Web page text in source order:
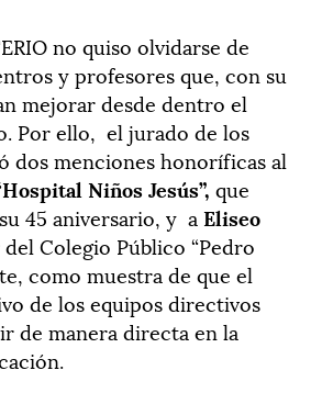
no quiso olvidarse de
y profesores que, con su
mejorar desde dentro el
Por ello, el jurado de los
dos menciones honoríficas al
Niños Jesús”, que
45 aniversario, y a Eliseo
Colegio Público “Pedro
como muestra de que el
de los equipos directivos
de manera directa en la